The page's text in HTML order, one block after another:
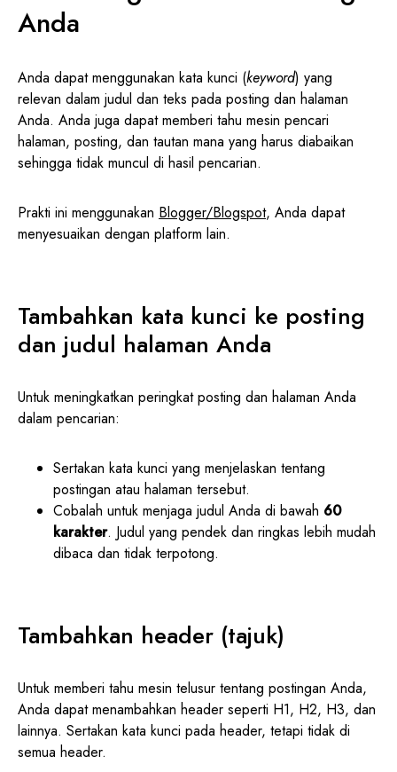
Anda
Anda dapat menggunakan kata kunci (keyword) yang
relevan dalam judul dan teks pada posting dan halaman
Anda. Anda juga dapat memberi tahu mesin pencari
halaman, posting, dan tautan mana yang harus diabaikan
sehingga tidak muncul di hasil pencarian.
Prakti ini menggunakan Blogger/Blogspot, Anda dapat
menyesuaikan dengan platform lain.
Tambahkan kata kunci ke posting
dan judul halaman Anda
Untuk meningkatkan peringkat posting dan halaman Anda
dalam pencarian:
Sertakan kata kunci yang menjelaskan tentang
postingan atau halaman tersebut.
Cobalah untuk menjaga judul Anda di bawah 60
karakter. Judul yang pendek dan ringkas lebih mudah
dibaca dan tidak terpotong.
Tambahkan header (tajuk)
Untuk memberi tahu mesin telusur tentang postingan Anda,
Anda dapat menambahkan header seperti H1, H2, H3, dan
lainnya. Sertakan kata kunci pada header, tetapi tidak di
semua header.